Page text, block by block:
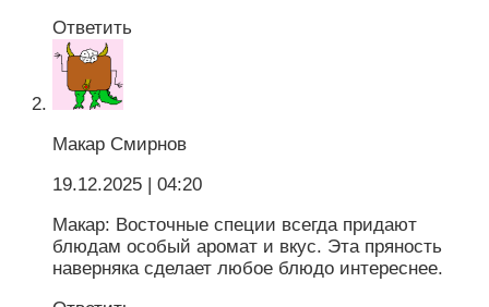
Ответить
Макар Смирнов
19.12.2025
| 04:20
Макар: Восточные специи всегда придают
блюдам особый аромат и вкус. Эта пряность
наверняка сделает любое блюдо интереснее.